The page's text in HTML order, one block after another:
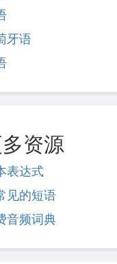
牙语
资源
表达式
见的短语
音频词典